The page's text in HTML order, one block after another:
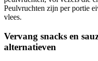
Peulvruchten zijn per portie
vlees.
Vervang snacks en
alternatieven